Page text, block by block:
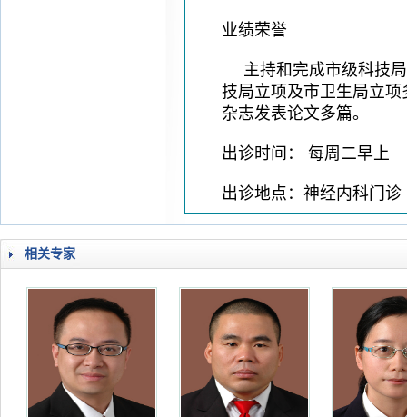
业绩荣誉
主持和完成市级科技
技局立项及市卫生局立
杂志发表论文多篇。
出诊时间： 每周二早上
出诊地点：神经内科门诊
相关专家